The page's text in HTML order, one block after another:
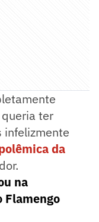
ter
infelizmente
da
na
Flamengo